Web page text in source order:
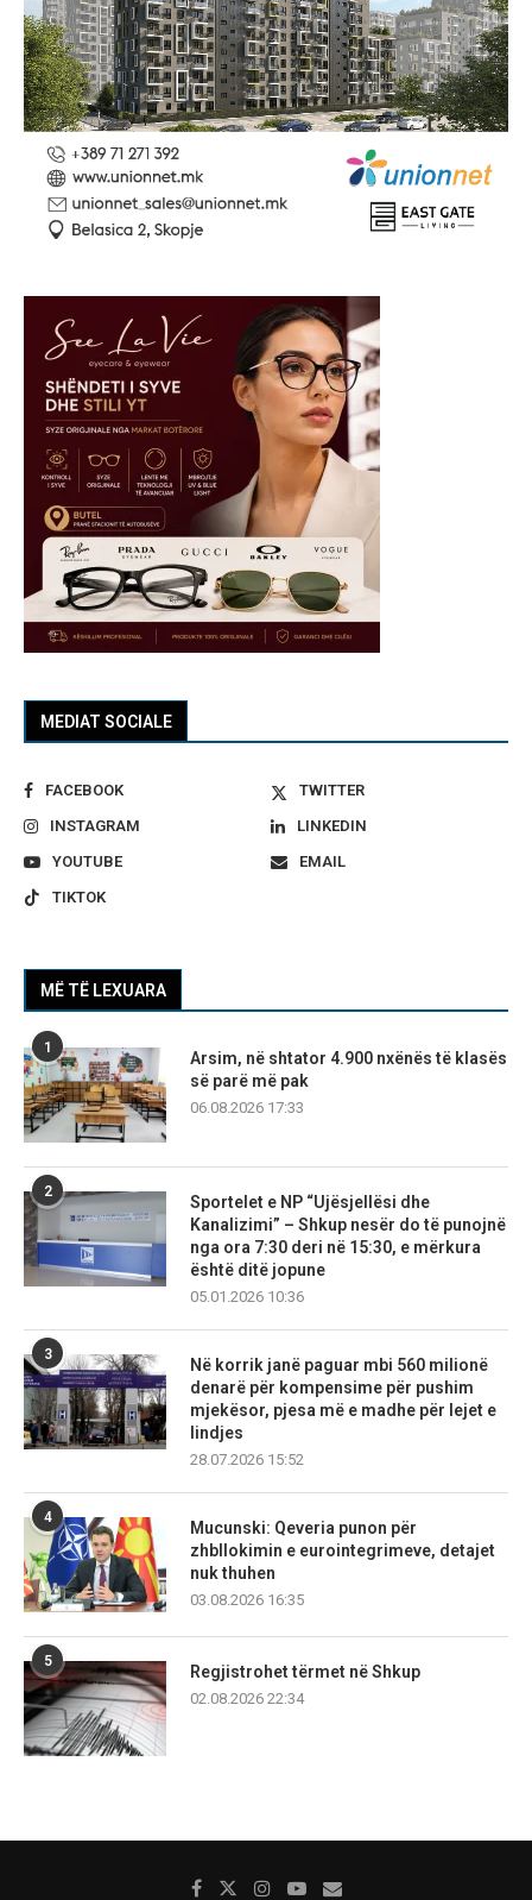
MEDIAT SOCIALE
FACEBOOK
TWITTER
INSTAGRAM
LINKEDIN
YOUTUBE
EMAIL
TIKTOK
MË TË LEXUARA
1
Arsim, në shtator 4.900 nxënës të klasës
së parë më pak
06.08.2026 17:33
2
Sportelet e NP “Ujësjellësi dhe
Kanalizimi” – Shkup nesër do të punojnë
nga ora 7:30 deri në 15:30, e mërkura
është ditë jopune
05.01.2026 10:36
3
Në korrik janë paguar mbi 560 milionë
denarë për kompensime për pushim
mjekësor, pjesa më e madhe për lejet e
lindjes
28.07.2026 15:52
4
Mucunski: Qeveria punon për
zhbllokimin e eurointegrimeve, detajet
nuk thuhen
03.08.2026 16:35
5
Regjistrohet tërmet në Shkup
02.08.2026 22:34